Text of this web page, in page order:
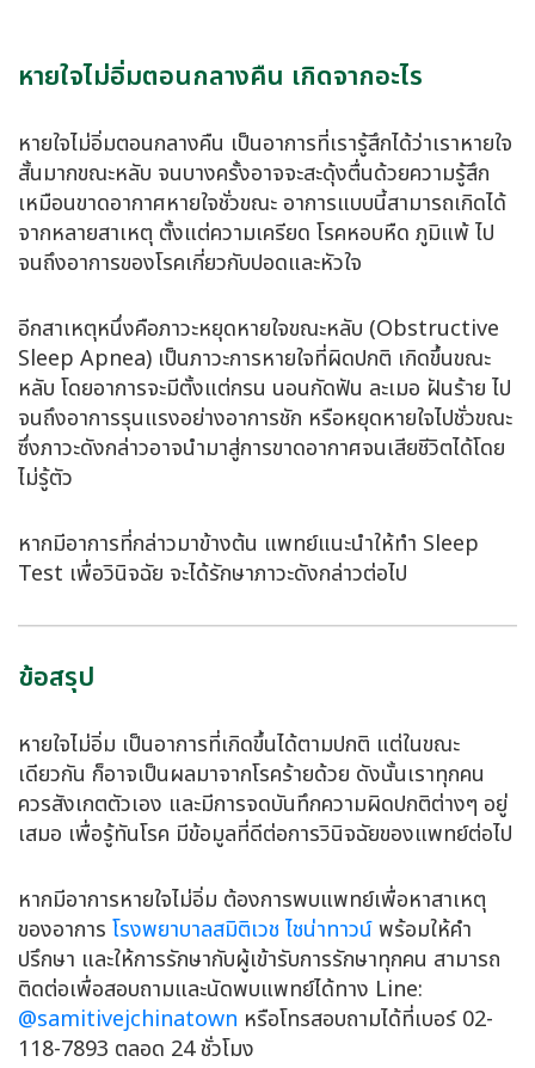
หายใจไม่อิ่มตอนกลางคืน เกิดจากอะไร
หายใจไม่อิ่มตอนกลางคืน เป็นอาการที่เรารู้สึกได้ว่าเราหายใจ
สั้นมากขณะหลับ จนบางครั้งอาจจะสะดุ้งตื่นด้วยความรู้สึก
เหมือนขาดอากาศหายใจชั่วขณะ อาการแบบนี้สามารถเกิดได้
จากหลายสาเหตุ ตั้งแต่ความเครียด โรคหอบหืด ภูมิแพ้ ไป
จนถึงอาการของโรคเกี่ยวกับปอดและหัวใจ
อีกสาเหตุหนึ่งคือภาวะหยุดหายใจขณะหลับ (Obstructive
Sleep Apnea) เป็นภาวะการหายใจที่ผิดปกติ เกิดขึ้นขณะ
หลับ โดยอาการจะมีตั้งแต่กรน นอนกัดฟัน ละเมอ ฝันร้าย ไป
จนถึงอาการรุนแรงอย่างอาการชัก หรือหยุดหายใจไปชั่วขณะ
ซึ่งภาวะดังกล่าวอาจนำมาสู่การขาดอากาศจนเสียชีวิตได้โดย
ไม่รู้ตัว
หากมีอาการที่กล่าวมาข้างต้น แพทย์แนะนำให้ทำ Sleep
Test เพื่อวินิจฉัย จะได้รักษาภาวะดังกล่าวต่อไป
ข้อสรุป
หายใจไม่อิ่ม เป็นอาการที่เกิดขึ้นได้ตามปกติ แต่ในขณะ
เดียวกัน ก็อาจเป็นผลมาจากโรคร้ายด้วย ดังนั้นเราทุกคน
ควรสังเกตตัวเอง และมีการจดบันทึกความผิดปกติต่างๆ อยู่
เสมอ เพื่อรู้ทันโรค มีข้อมูลที่ดีต่อการวินิจฉัยของแพทย์ต่อไป
หากมีอาการหายใจไม่อิ่ม ต้องการพบแพทย์เพื่อหาสาเหตุ
ของอาการ โรงพยาบาลสมิติเวช ไชน่าทาวน์พร้อมให้คำ
ปรึกษา และให้การรักษากับผู้เข้ารับการรักษาทุกคน สามารถ
ติดต่อเพื่อสอบถามและนัดพบแพทย์ได้ทาง Line:
@samitivejchinatown หรือโทรสอบถามได้ที่เบอร์ 02-
118-7893 ตลอด 24 ชั่วโมง